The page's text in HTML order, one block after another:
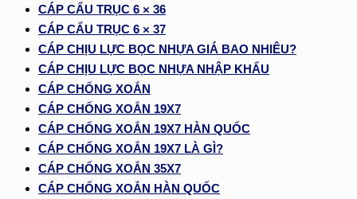
CÁP CẨU TRỤC 6 × 36
CÁP CẨU TRỤC 6 × 37
CÁP CHỊU LỰC BỌC NHỰA GIÁ BAO NHIÊU?
CÁP CHỊU LỰC BỌC NHỰA NHẬP KHẨU
CÁP CHỐNG XOẮN
CÁP CHỐNG XOẮN 19X7
CÁP CHỐNG XOẮN 19X7 HÀN QUỐC
CÁP CHỐNG XOẮN 19X7 LÀ GÌ?
CÁP CHỐNG XOẮN 35X7
CÁP CHỐNG XOẮN HÀN QUỐC